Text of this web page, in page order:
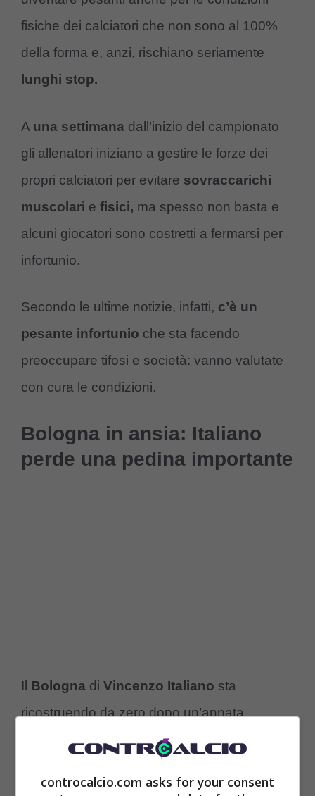
fisiche dei calciatori che non sono al 100%
della forma e, anzi, rischiano seriamente
lunghi stop.
A una settimana dall’inizio del campionato
gli allenatori iniziano a gestire le forze dei
propri calciatori per evitare sovraccarichi
muscolari e fisici, ma spesso non basta e
alcuni giocatori sono costretti a fermarsi per
infortunio.
Secondo le ultime notizie, infatti, c’è un
pesante infortunio che sta facendo
preoccupare tifosi e società: vanno valutate
con cura le condizioni.
Bologna in ansia: Italiano
perde una pedina importante
Il Bologna di Vincenzo Italiano sta
ricostruendo da zero dopo un’annata
vincente e meravigliosa, conclusasi con la
Champions League.
I tifosi temono che la
controcalcio.com asks for your consent